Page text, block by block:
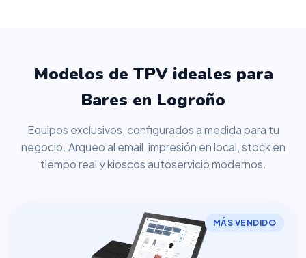
Modelos de TPV ideales para
Bares en Logroño
Equipos exclusivos, configurados a medida para tu
negocio. Arqueo al email, impresión en local, stock en
tiempo real y kioscos autoservicio modernos.
MÁS VENDIDO